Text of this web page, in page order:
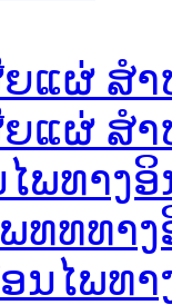
ຍແຜ່ ສ
ຍແຜ່ ສ
ພທາງອິ
ທທທາງ
ນໄພທາ